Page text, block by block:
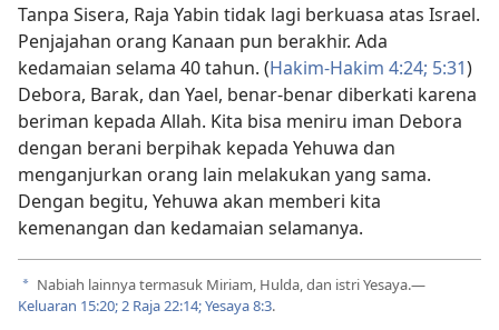
Tanpa Sisera, Raja Yabin tidak lagi berkuasa atas Israel.
Penjajahan orang Kanaan pun berakhir. Ada
kedamaian selama 40 tahun. (Hakim-Hakim 4:24; 5:31)
Debora, Barak, dan Yael, benar-benar diberkati karena
beriman kepada Allah. Kita bisa meniru iman Debora
dengan berani berpihak kepada Yehuwa dan
menganjurkan orang lain melakukan yang sama.
Dengan begitu, Yehuwa akan memberi kita
kemenangan dan kedamaian selamanya.
a Nabiah lainnya termasuk Miriam, Hulda, dan istri Yesaya.​—
Keluaran 15:20;2 Raja 22:14;Yesaya 8:3.